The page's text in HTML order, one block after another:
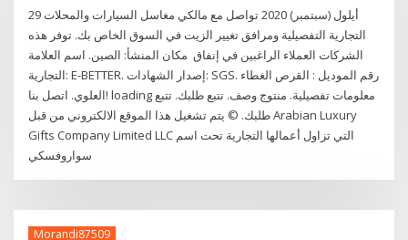
29 أيلول (سبتمبر) 2020 تواصل مع مالكي مغاسل السيارات والمحلات
التجارية التفصيلية ومرافق تغيير الزيت في السوق الخاص بك. توفر هذه
الشركات العملاء الراغبين في إنفاق مكان المنشأ: الصين. اسم العلامة
التجارية: E-BETTER. إصدار الشهادات: SGS. رقم الموديل : القرص الغطاء
العلوي. اتصل بنا! loading معلومات تفصيلية. منتوج وصف. تتبع طلبك. تتبع
طلبك. © يتم تشغيل هذا الموقع الالكتروني من قبل Arabian Luxury
Gifts Company Limited LLC التي تزاول أعمالها التجارية تحت اسم
Morandi87509